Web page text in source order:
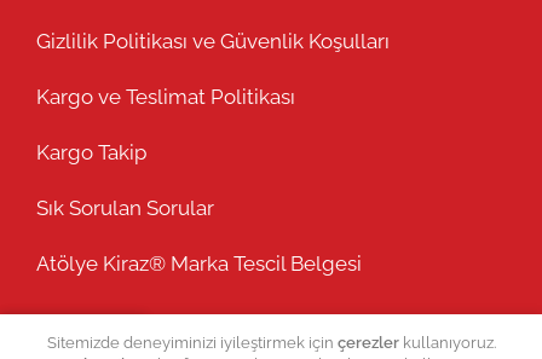
Gizlilik Politikası ve Güvenlik Koşulları
Kargo ve Teslimat Politikası
Kargo Takip
Sık Sorulan Sorular
Atölye Kiraz® Marka Tescil Belgesi
Sitemizde deneyiminizi iyileştirmek için çerezlerkullanıyoruz.